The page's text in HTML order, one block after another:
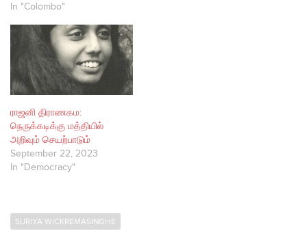
In "Colombo"
ராஜனி திராணகம:
நெருக்கடிக்கு மத்தியில்
அறிவும் செயற்பாடும்
September 22, 2023
In "Democracy"
SURIYA WICKREMASINGHE